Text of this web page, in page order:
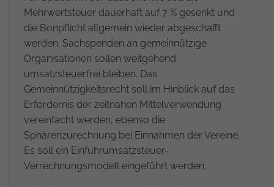
Mehrwertsteuer dauerhaft auf 7 % gesenkt und
die Bonpflicht allgemein wieder abgeschafft
werden. Sachspenden an gemeinnützige
Organisationen sollen weitgehend
umsatzsteuerfrei bleiben. Das
Gemeinnützigkeitsrecht soll im Hinblick auf das
Erfordernis der zeitnahen Mittelverwendung
vereinfacht werden, ebenso die
Sphärenzurechnung bei Einnahmen der Vereine.
Es soll ein Einfuhrumsatzsteuer-
Verrechnungsmodell eingeführt werden.